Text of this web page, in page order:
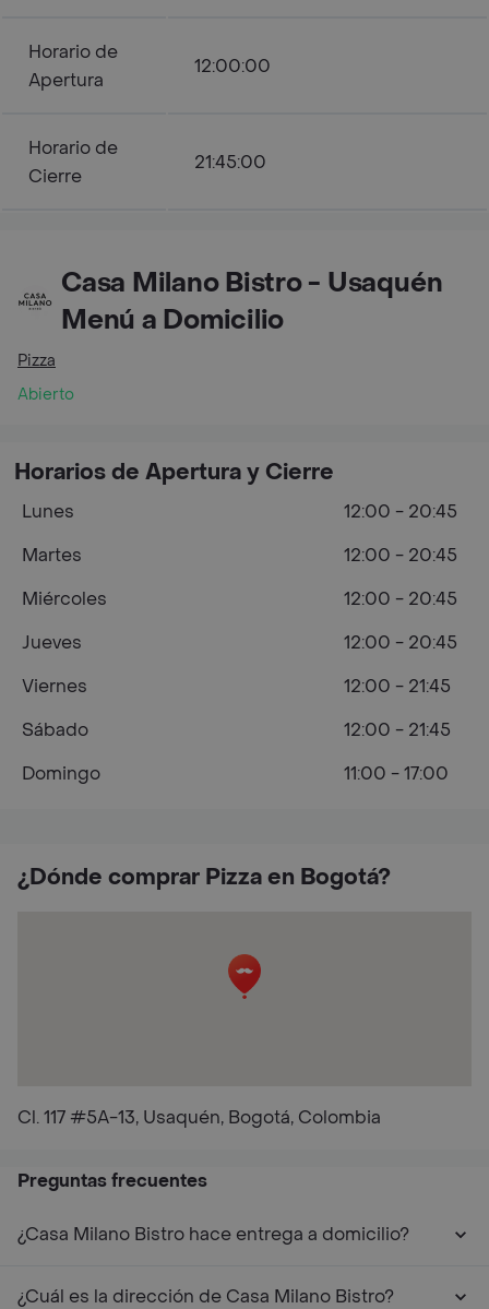
Horario de
Apertura
12:00:00
Horario de
Cierre
21:45:00
Casa Milano Bistro - Usaquén
Menú a Domicilio
Pizza
Abierto
¿Dónde comprar Pizza en Bogotá?
Cl. 117 #5A-13, Usaquén, Bogotá, Colombia
Horarios de Apertura y Cierre
Lunes
12:00 - 20:45
Martes
12:00 - 20:45
Miércoles
12:00 - 20:45
Jueves
12:00 - 20:45
Viernes
12:00 - 21:45
Sábado
12:00 - 21:45
Domingo
11:00 - 17:00
Preguntas frecuentes
¿Casa Milano Bistro hace entrega a domicilio?
¿Cuál es la dirección de Casa Milano Bistro?